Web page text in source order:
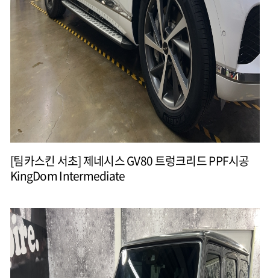
[팀카스킨 서초] 제네시스 GV80 트렁크리드 PPF시공
KingDom Intermediate